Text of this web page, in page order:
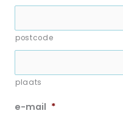
postcode
plaats
e-mail *